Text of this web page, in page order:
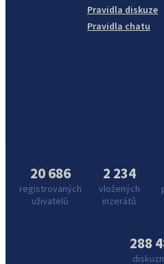
Pravidla diskuze
Pravidla chatu
20 686
registrovaných
uživatelů
2 234
vložených
inzerátů
288